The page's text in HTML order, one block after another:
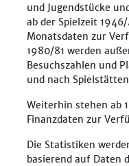
und Jugendstücke
ab der Spielzeit
Monatsdaten zur
1980/81 werden
Besuchszahlen und
und nach
Weiterhin stehen ab
Finanzdaten zur
Die Statistiken
basierend auf Daten